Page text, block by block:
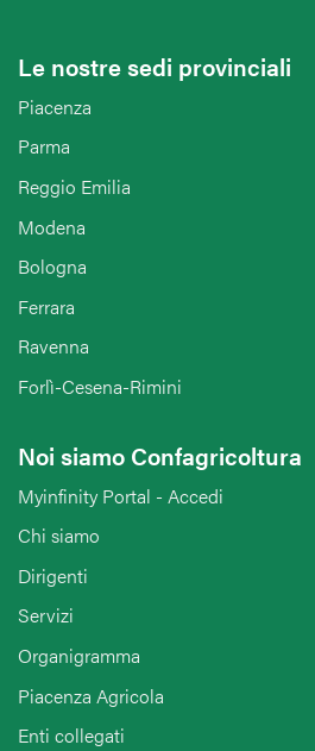
Le nostre sedi provinciali
Piacenza
Parma
Reggio Emilia
Modena
Bologna
Ferrara
Ravenna
Forlì-Cesena-Rimini
Noi siamo Confagricoltura
Myinfinity Portal - Accedi
Chi siamo
Dirigenti
Servizi
Organigramma
Piacenza Agricola
Enti collegati